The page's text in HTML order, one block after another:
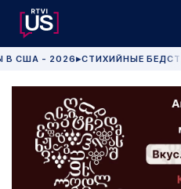
В США - 2026 ▶СТИХИЙНЫЕ